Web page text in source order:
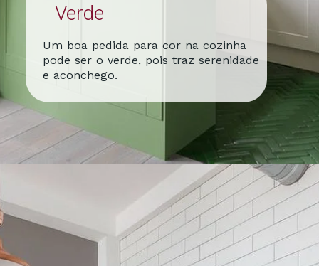
Verde
Um boa pedida para cor na cozinha
pode ser o verde, pois traz serenidade
e aconchego.